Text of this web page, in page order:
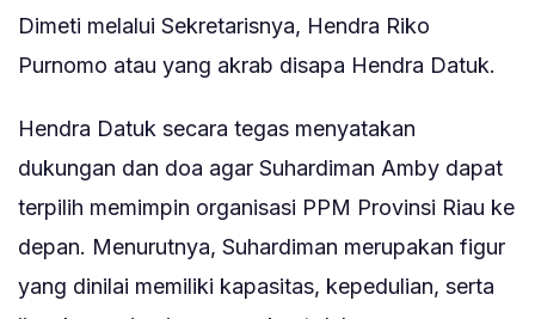
Dimeti melalui Sekretarisnya, Hendra Riko
Purnomo atau yang akrab disapa Hendra Datuk.
Hendra Datuk secara tegas menyatakan
dukungan dan doa agar Suhardiman Amby dapat
terpilih memimpin organisasi PPM Provinsi Riau ke
depan. Menurutnya, Suhardiman merupakan figur
yang dinilai memiliki kapasitas, kepedulian, serta